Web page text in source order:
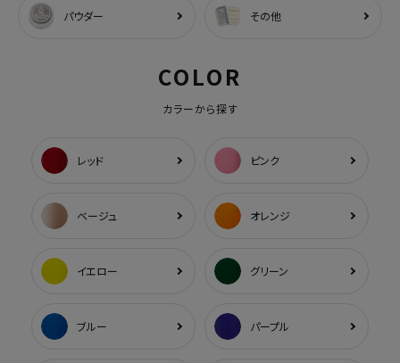
パウダー その他
COLOR
カラーから探す
レッド ピンク
ベージュ オレンジ
イエロー グリーン
ブルー パープル